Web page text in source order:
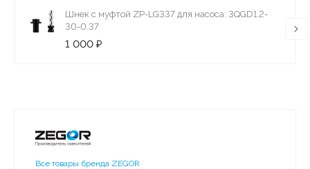
Шнек с муфтой ZP-LG337 для насоса: 3QGD1.2-
30-0.37
1 000 ₽
Все товары бренда ZEGOR